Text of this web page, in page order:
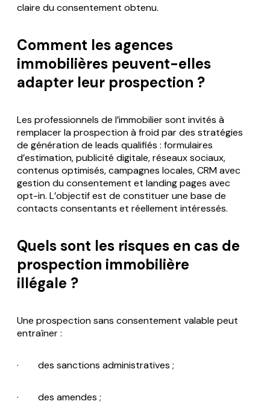
claire du consentement obtenu.
Comment les agences
immobilières peuvent-elles
adapter leur prospection ?
Les professionnels de l’immobilier sont invités à
remplacer la prospection à froid par des stratégies
de génération de leads qualifiés : formulaires
d’estimation, publicité digitale, réseaux sociaux,
contenus optimisés, campagnes locales, CRM avec
gestion du consentement et landing pages avec
opt-in. L’objectif est de constituer une base de
contacts consentants et réellement intéressés.
Quels sont les risques en cas de
prospection immobilière
illégale ?
Une prospection sans consentement valable peut
entraîner :
· des sanctions administratives ;
· des amendes ;